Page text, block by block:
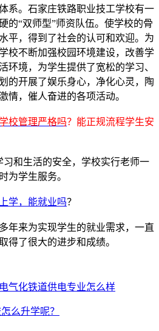
系。石家庄铁路职业技工学校有一
的“双师型”师资队伍。使学校的骨
平，得到了社会的认可和欢迎。为
校不断加强校园环境建设，改善学
环境，为学生提供了宽松的学习、
的开展了娱乐身心，净化心灵，陶
情，催人奋进的各项活动。
校管理严格吗？能正规流程学生安
和生活的安全，学校实行老师一
为学生服务。
学，能就业吗？
年来为实现学生的就业需求，一直
得了很大的进步和成绩。
气化铁道供电专业怎么样
么升学呢？